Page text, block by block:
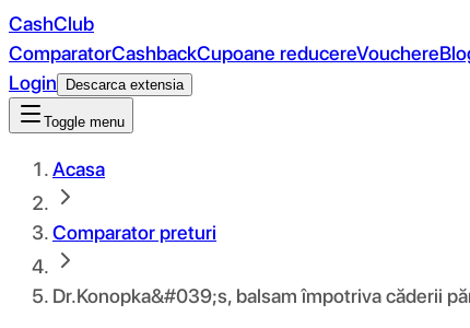
CashClub
ComparatorCashbackCupoane reducereVouchere
Login
Descarca extensia
Toggle menu
Acasa
Comparator preturi
Dr.Konopka&#039;s, balsam împotriva căderii